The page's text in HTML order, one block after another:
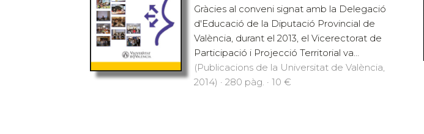
Gràcies al conveni signat amb la Delegació
d'Educació de la Diputació Provincial de
València, durant el 2013, el Vicerectorat de
Participació i Projecció Territorial va...
(Publicacions de la Universitat de València,
2014) · 280 pàg. · 10 €